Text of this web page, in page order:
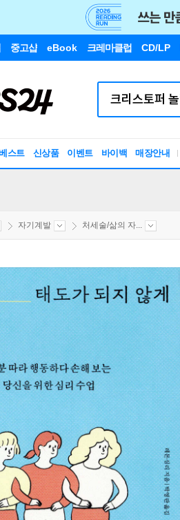
중고샵 eBook 크레마클럽 CD/LP
스트 신상품 이벤트 바이백 매장안내
자기계발 처세술/삶의 자...